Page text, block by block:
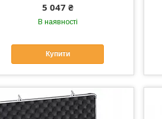
5 047 ₴
В наявності
Купити